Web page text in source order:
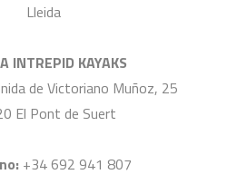
Lleida
INTREPID KAYAKS
de Victoriano Muñoz, 25
El Pont de Suert
+34 692 941 807